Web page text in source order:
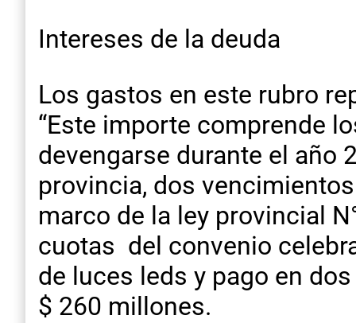
Intereses de la deuda
Los gastos en este rubro
“Este importe comprende
devengarse durante el año
provincia, dos
marco de la ley provincial
cuotas del convenio
de luces leds y pago en
$ 260 millones.